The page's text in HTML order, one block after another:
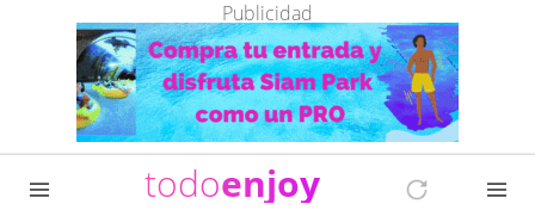
Publicidad
todoenjoy